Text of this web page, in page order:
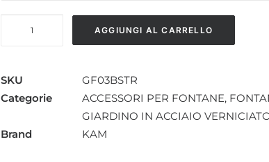
E
SECCHIO
FONTANE
AGGIUNGI AL CARRELLO
SKU
GF03BSTR
Categorie
ACCESSORI PER FONTANE,
GIARDINO IN ACCIAIO
Brand
KAM